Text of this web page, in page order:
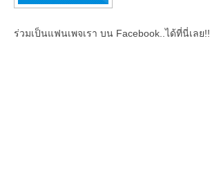
ร่วมเป็นแฟนเพจเรา บน Facebook..ได้ที่นี่เลย!!